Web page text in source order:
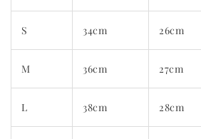
S 34cm 26cm
M 36cm 27cm
L 38cm 28cm